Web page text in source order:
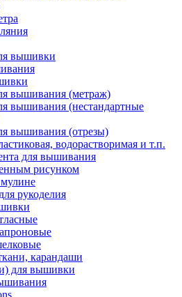
вышивки
вышивания (метраж)
вышивания (нестандартные
вышивания (отрезы)
водорастворимая и т.п.
для вышивания
рисунком
рукоделия
карандаши
для вышивки